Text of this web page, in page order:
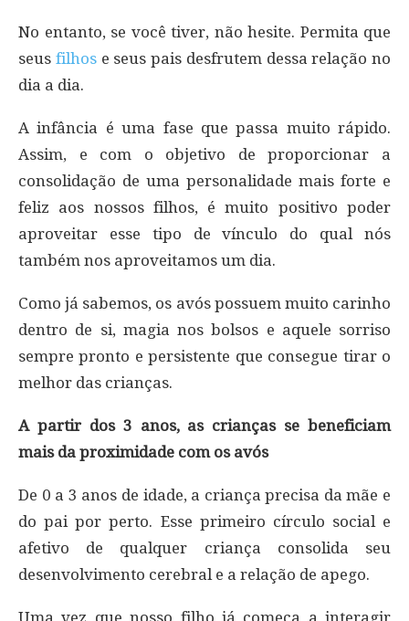
No entanto, se você tiver, não hesite. Permita que
seus filhose seus pais desfrutem dessa relação no
dia a dia.
A infância é uma fase que passa muito rápido.
Assim, e com o objetivo de proporcionar a
consolidação de uma personalidade mais forte e
feliz aos nossos filhos, é muito positivo poder
aproveitar esse tipo de vínculo do qual nós
também nos aproveitamos um dia.
Como já sabemos, os avós possuem muito carinho
dentro de si, magia nos bolsos e aquele sorriso
sempre pronto e persistente que consegue tirar o
melhor das crianças.
A partir dos 3 anos, as crianças se beneficiam
mais da proximidade com os avós
De 0 a 3 anos de idade, a criança precisa da mãe e
do pai por perto. Esse primeiro círculo social e
afetivo de qualquer criança consolida seu
desenvolvimento cerebral e a relação de apego.